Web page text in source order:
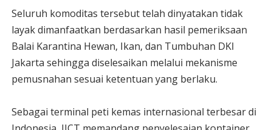
Seluruh komoditas tersebut telah dinyatakan tidak
layak dimanfaatkan berdasarkan hasil pemeriksaan
Balai Karantina Hewan, Ikan, dan Tumbuhan DKI
Jakarta sehingga diselesaikan melalui mekanisme
pemusnahan sesuai ketentuan yang berlaku.
Sebagai terminal peti kemas internasional terbesar di